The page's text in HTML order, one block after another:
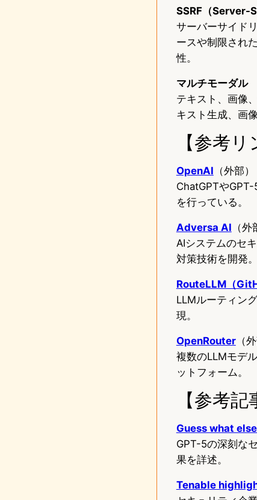
SSRF（Server-
サーバーサイド
ースや制限され
性。
マルチモーダル
テキスト、画像
キスト生成、画
【参考リ
OpenAI （外部）
ChatGPTや
を行っている。
Adversa AI （外
AIシステムのセ
対策技術を開発。
RouteLLM（
LLMルーティン
現。
OpenRouter（外
複数のLLMモデ
ットフォーム。
【参考記
Guess what
GPT-5の深刻な
果を詳述。
Tenable